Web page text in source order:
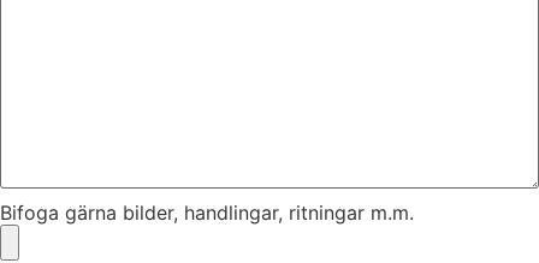
Bifoga gärna bilder, handlingar, ritningar m.m.